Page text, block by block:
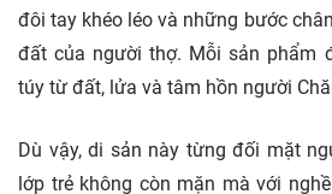
đôi tay khéo léo và những bước
đất của người thợ. Mỗi sản phẩm
túy từ đất, lửa và tâm hồn người
Dù vậy, di sản này từng đối mặt
lớp trẻ không còn mặn mà với